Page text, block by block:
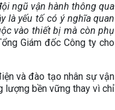
ngũ vận hành thông qua
là yếu tố có ý nghĩa quan
vào thiết bị mà còn phụ
Giám đốc Công ty cho
và đào tạo nhân sự vận
lượng bền vững thay vì chỉ